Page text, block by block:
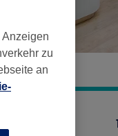
zu
an